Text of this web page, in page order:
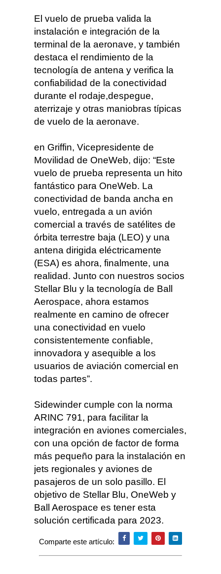
El vuelo de prueba valida la
instalación e integración de la
terminal de la aeronave, y también
destaca el rendimiento de la
tecnología de antena y verifica la
confiabilidad de la conectividad
durante el rodaje,despegue,
aterrizaje y otras maniobras típicas
de vuelo de la aeronave.
en Griffin, Vicepresidente de
Movilidad de OneWeb, dijo: “Este
vuelo de prueba representa un hito
fantástico para OneWeb. La
conectividad de banda ancha en
vuelo, entregada a un avión
comercial a través de satélites de
órbita terrestre baja (LEO) y una
antena dirigida eléctricamente
(ESA) es ahora, finalmente, una
realidad. Junto con nuestros socios
Stellar Blu y la tecnología de Ball
Aerospace, ahora estamos
realmente en camino de ofrecer
una conectividad en vuelo
consistentemente confiable,
innovadora y asequible a los
usuarios de aviación comercial en
todas partes”.
Sidewinder cumple con la norma
ARINC 791, para facilitar la
integración en aviones comerciales,
con una opción de factor de forma
más pequeño para la instalación en
jets regionales y aviones de
pasajeros de un solo pasillo. El
objetivo de Stellar Blu, OneWeb y
Ball Aerospace es tener esta
solución certificada para 2023.
Comparte este artículo: